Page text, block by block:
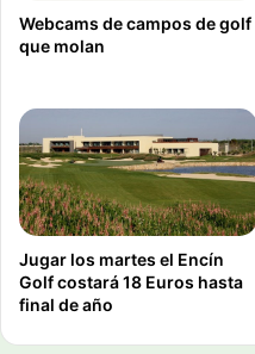
Webcams de campos de golf
que molan
Jugar los martes el Encín
Golf costará 18 Euros hasta
final de año